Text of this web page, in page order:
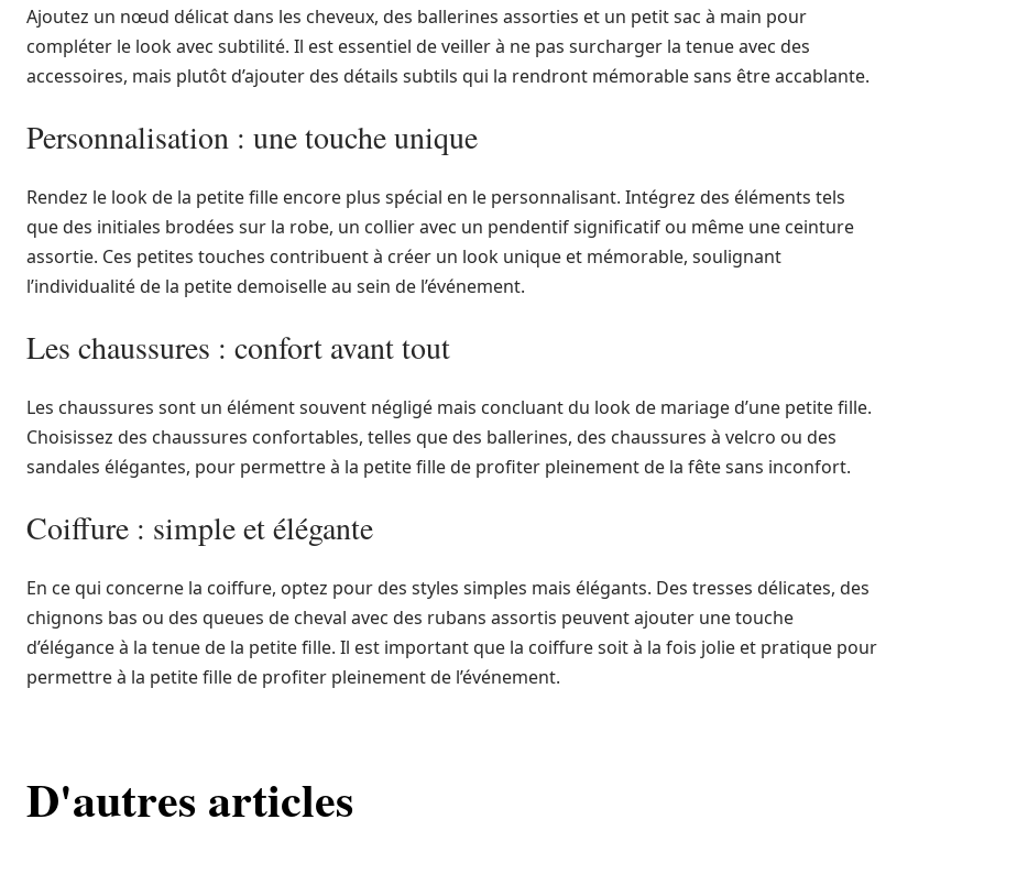
Ajoutez un nœud délicat dans les cheveux, des ballerines assorties et un petit sac à main pour
compléter le look avec subtilité. Il est essentiel de veiller à ne pas surcharger la tenue avec des
accessoires, mais plutôt d’ajouter des détails subtils qui la rendront mémorable sans être accablante.
Personnalisation : une touche unique
Rendez le look de la petite fille encore plus spécial en le personnalisant. Intégrez des éléments tels
que des initiales brodées sur la robe, un collier avec un pendentif significatif ou même une ceinture
assortie. Ces petites touches contribuent à créer un look unique et mémorable, soulignant
l’individualité de la petite demoiselle au sein de l’événement.
Les chaussures : confort avant tout
Les chaussures sont un élément souvent négligé mais concluant du look de mariage d’une petite fille.
Choisissez des chaussures confortables, telles que des ballerines, des chaussures à velcro ou des
sandales élégantes, pour permettre à la petite fille de profiter pleinement de la fête sans inconfort.
Coiffure : simple et élégante
En ce qui concerne la coiffure, optez pour des styles simples mais élégants. Des tresses délicates, des
chignons bas ou des queues de cheval avec des rubans assortis peuvent ajouter une touche
d’élégance à la tenue de la petite fille. Il est important que la coiffure soit à la fois jolie et pratique pour
permettre à la petite fille de profiter pleinement de l’événement.
D'autres articles